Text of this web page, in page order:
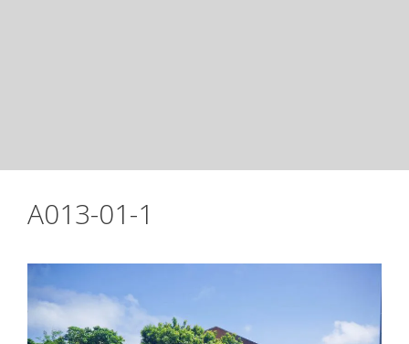
A013-01-1